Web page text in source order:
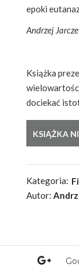
epoki
Andrzej
Książka
dociekać
Kategoria:
Autor: